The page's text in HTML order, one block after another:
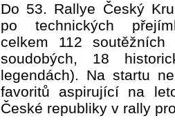
Do 53. Rallye Český
po technických
celkem 112 soutěžních
soudobých, 18
legendách). Na startu
favoritů aspirující na
České republiky v rally